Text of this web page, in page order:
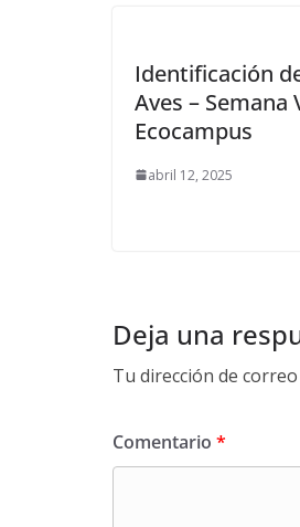
Identificación
Aves – Semana
Ecocampus
abril 12, 2025
Deja una
Tu dirección de
Comentario *